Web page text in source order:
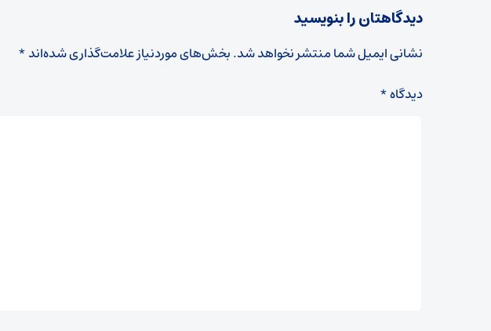
دیدگاهتان را بنویسید
نشانی ایمیل شما منتشر نخواهد شد.بخش‌های موردنیاز علامت‌گذاری شده‌اند*
دیدگاه*